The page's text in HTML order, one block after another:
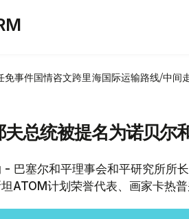
免事件国情咨文跨里海国际运输路线/中间
总统被提名为诺贝尔
- 巴塞尔和平理事会和平研究所所
ATOM计划荣誉代表、画家卡热